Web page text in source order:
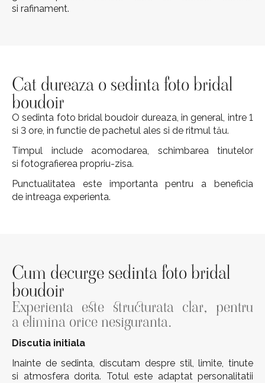
si rafinament.
Cat dureaza o sedinta foto bridal
boudoir
O sedinta foto bridal boudoir dureaza, in general, intre 1
si 3 ore, in functie de pachetul ales si de ritmul tău.
Timpul include acomodarea, schimbarea tinutelor
si fotografierea propriu-zisa.
Punctualitatea este importanta pentru a beneficia
de intreaga experienta.
Cum decurge sedinta foto bridal
boudoir
Experienta este structurata clar, pentru
a elimina orice nesiguranta.
Discutia initiala
Inainte de sedinta, discutam despre stil, limite, tinute
si atmosfera dorita. Totul este adaptat personalitatii